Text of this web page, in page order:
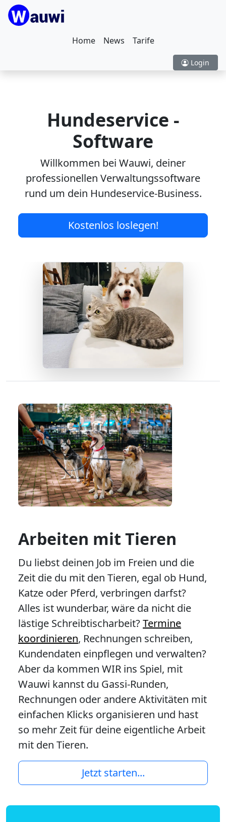
Home News Tarife
Login
Hundeservice -
Software
Willkommen bei Wauwi, deiner
professionellen Verwaltungssoftware
rund um dein Hundeservice-Business.
Kostenlos loslegen!
Arbeiten mit Tieren
Du liebst deinen Job im Freien und die
Zeit die du mit den Tieren, egal ob Hund,
Katze oder Pferd, verbringen darfst?
Alles ist wunderbar, wäre da nicht die
lästige Schreibtischarbeit?Termine
koordinieren, Rechnungen schreiben,
Kundendaten einpflegen und verwalten?
Aber da kommen WIR ins Spiel, mit
Wauwi kannst du Gassi-Runden,
Rechnungen oder andere Aktivitäten mit
einfachen Klicks organisieren und hast
so mehr Zeit für deine eigentliche Arbeit
mit den Tieren.
Jetzt starten...